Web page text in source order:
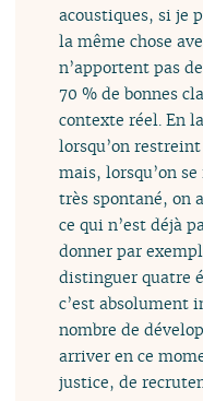
acoustiques, si je
la même chose
n’apportent pas
70 % de bonnes
contexte réel. En
lorsqu’on
mais, lorsqu’on
très spontané, on
ce qui n’est déjà
donner par
distinguer quatre
c’est absolument
nombre de
arriver en ce
justice, de